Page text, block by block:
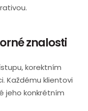
znalosti
korektním
Každému klientovi
jeho konkrétním